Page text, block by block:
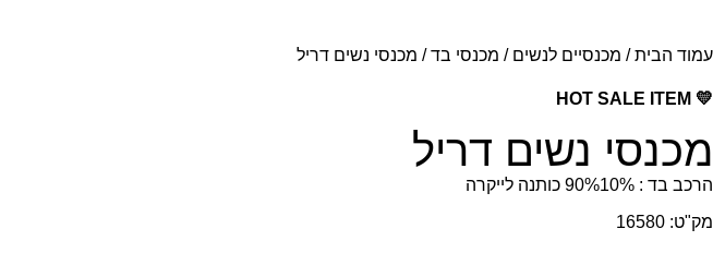
עמוד הבית/ מכנסיים לנשים / מכנסי בד/ מכנסי נשים דריל
💛 HOT SALE ITEM
מכנסי נשים דריל
הרכב בד : 90%10% כותנה לייקרה
מק"ט: 16580